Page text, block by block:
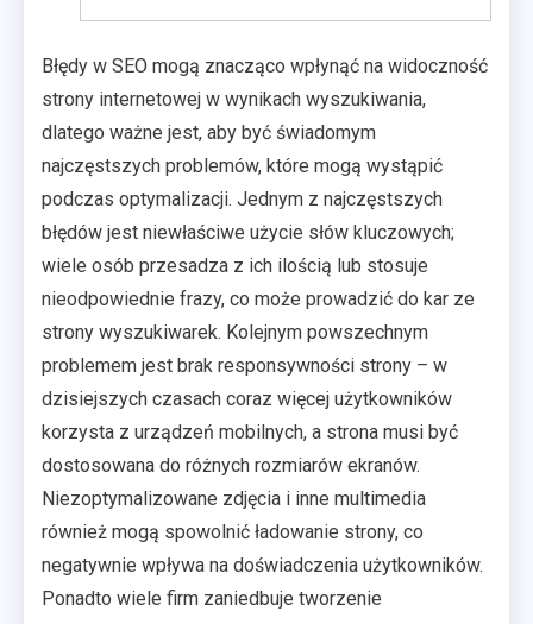
Błędy w SEO mogą znacząco wpłynąć na widoczność
strony internetowej w wynikach wyszukiwania,
dlatego ważne jest, aby być świadomym
najczęstszych problemów, które mogą wystąpić
podczas optymalizacji. Jednym z najczęstszych
błędów jest niewłaściwe użycie słów kluczowych;
wiele osób przesadza z ich ilością lub stosuje
nieodpowiednie frazy, co może prowadzić do kar ze
strony wyszukiwarek. Kolejnym powszechnym
problemem jest brak responsywności strony – w
dzisiejszych czasach coraz więcej użytkowników
korzysta z urządzeń mobilnych, a strona musi być
dostosowana do różnych rozmiarów ekranów.
Niezoptymalizowane zdjęcia i inne multimedia
również mogą spowolnić ładowanie strony, co
negatywnie wpływa na doświadczenia użytkowników.
Ponadto wiele firm zaniedbuje tworzenie